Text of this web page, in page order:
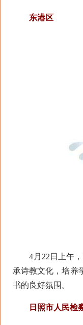
东港区
4月22日上午，
承诗教文化，培养
书的良好氛围。
日照市人民检